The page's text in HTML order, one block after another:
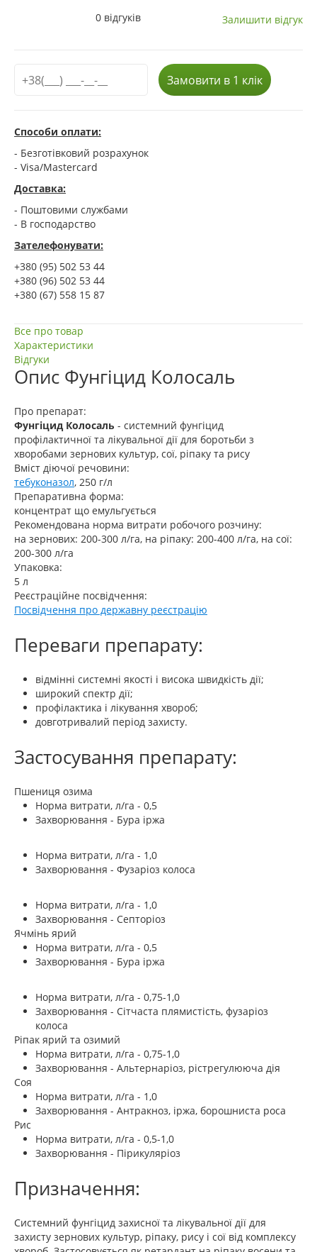
0 відгуків
Залишити відгук
Замовити в 1 клік
Способи оплати:
- Безготівковий розрахунок
- Visa/Mastercard
Доставка:
- Поштовими службами
- В господарство
Зателефонувати:
+380 (95) 502 53 44
+380 (96) 502 53 44
+380 (67) 558 15 87
Все про товар
Характеристики
Відгуки
Опис Фунгіцид Колосаль
Про препарат:
Фунгіцид Колосаль - системний фунгіцид
профілактичної та лікувальної дії для боротьби з
хворобами зернових культур, сої, ріпаку та рису
Вміст діючої речовини:
тебуконазол, 250 г/л
Препаративна форма:
концентрат що емульгується
Рекомендована норма витрати робочого розчину:
на зернових: 200-300 л/га, на ріпаку: 200-400 л/га, на сої:
200-300 л/га
Упаковка:
5 л
Реєстраційне посвідчення:
Посвідчення про державну реєстрацію
Переваги препарату:
відмінні системні якості і висока швидкість дії;
широкий спектр дії;
профілактика і лікування хвороб;
довготривалий період захисту.
Застосування препарату:
Пшениця озима
Норма витрати, л/га - 0,5
Захворювання - Бура іржа
Норма витрати, л/га - 1,0
Захворювання - Фузаріоз колоса
Норма витрати, л/га - 1,0
Захворювання - Септоріоз
Ячмінь ярий
Норма витрати, л/га - 0,5
Захворювання - Бура іржа
Норма витрати, л/га - 0,75-1,0
Захворювання - Сітчаста плямистість, фузаріоз
колоса
Ріпак ярий та озимий
Норма витрати, л/га - 0,75-1,0
Захворювання - Альтернаріоз, рістрегулююча дія
Соя
Норма витрати, л/га - 1,0
Захворювання - Антракноз, іржа, борошниста роса
Рис
Норма витрати, л/га - 0,5-1,0
Захворювання - Пірикуляріоз
Призначення:
Системний фунгіцид захисної та лікувальної дії для
захисту зернових культур, ріпаку, рису і сої від комплексу